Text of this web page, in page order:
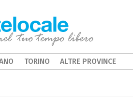
TORINO ALTRE PROVINCE